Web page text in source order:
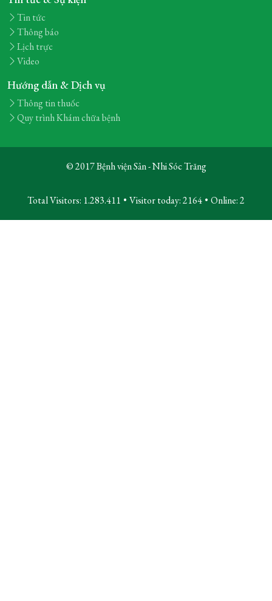
Tin tức
Thông báo
Lịch trực
Video
Hướng dẫn & Dịch vụ
Thông tin thuốc
Quy trình Khám chữa bệnh
© 2017 Bệnh viện Sản - Nhi Sóc Trăng
Total Visitors: 1.283.411 • Visitor today:2164 • Online:2